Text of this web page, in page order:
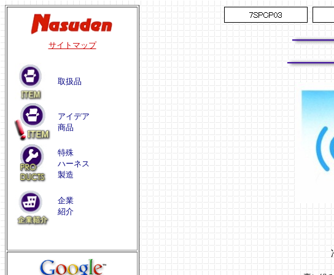
サイトマップ
取扱品
アイデア
商品
特殊
ハーネス
製造
企業
紹介